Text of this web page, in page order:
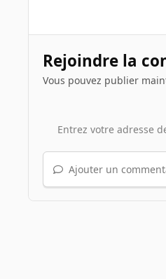
Rejoindre la
Vous pouvez publier
Ajouter un